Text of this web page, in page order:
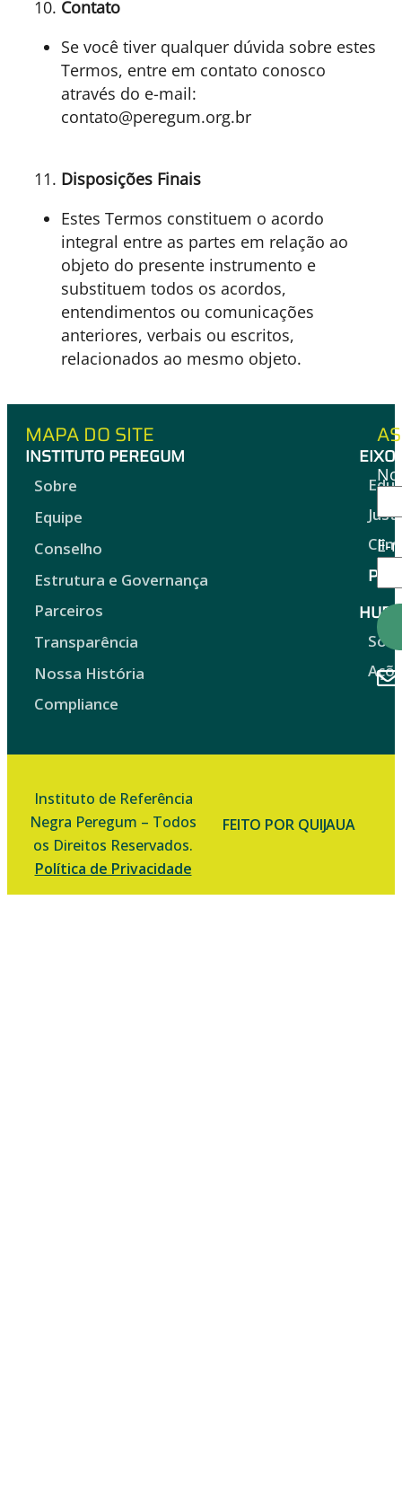
Contato
Se você tiver qualquer dúvida sobre estes
Termos, entre em contato conosco
através do e-mail:
contato@peregum.org.br
Disposições Finais
Estes Termos constituem o acordo
integral entre as partes em relação ao
objeto do presente instrumento e
substituem todos os acordos,
entendimentos ou comunicações
anteriores, verbais ou escritos,
relacionados ao mesmo objeto.
MAPA DO SITE
INSTITUTO PEREGUM
Sobre
Equipe
Conselho
Estrutura e Governança
Parceiros
Transparência
Nossa História
Compliance
HUB
E-
Instituto de Referência
Negra Peregum – Todos
os Direitos Reservados.
Política de Privacidade
FEITO POR QUIJAUA